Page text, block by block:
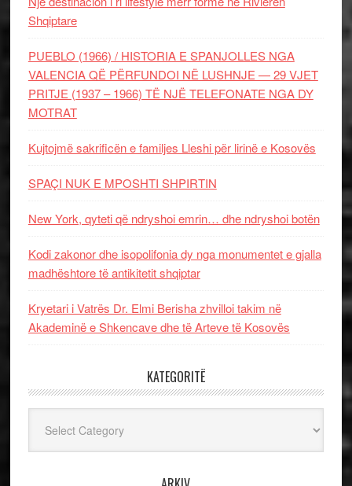
Shqiptare
PUEBLO (1966) / HISTORIA E SPANJOLLES NGA
VALENCIA QË PËRFUNDOI NË LUSHNJE — 29 VJET
PRITJE (1937 – 1966) TË NJË TELEFONATE NGA DY
MOTRAT
Kujtojmë sakrificën e familjes Lleshi për lirinë e Kosovës
SPAÇI NUK E MPOSHTI SHPIRTIN
New York, qyteti që ndryshoi emrin… dhe ndryshoi botën
Kodi zakonor dhe isopolifonia dy nga monumentet e gjalla
madhështore të antikitetit shqiptar
Kryetari i Vatrës Dr. Elmi Berisha zhvilloi takim në
Akademinë e Shkencave dhe të Arteve të Kosovës
KATEGORITË